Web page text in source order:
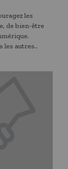
les
de bien-être
les autres..